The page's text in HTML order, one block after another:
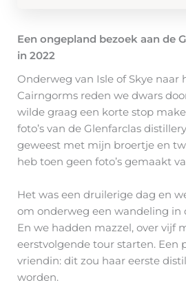
Een ongepland bezoek aan de
in 2022
Onderweg van Isle of Skye naar
Cairngorms reden we dwars
wilde graag een korte stop
foto’s van de Glenfarclas
geweest met mijn broertje en
heb toen geen foto’s gemaakt
Het was een druilerige dag en
om onderweg een wandeling in
En we hadden mazzel, over vijf
eerstvolgende tour starten. Een
vriendin: dit zou haar eerste
worden.